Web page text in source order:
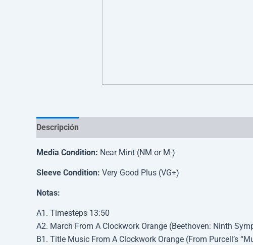
Descripción
Media Condition: Near Mint (NM or M-)
Sleeve Condition: Very Good Plus (VG+)
Notas:
A1. Timesteps 13:50
A2. March From A Clockwork Orange (Beethoven: Ninth
B1. Title Music From A Clockwork Orange (From Purcell’s